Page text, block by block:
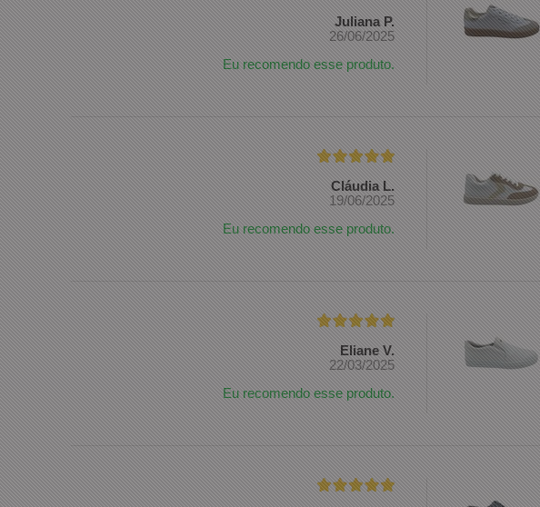
Juliana P.
26/06/2025
Eu recomendo esse produto.
Cláudia L.
19/06/2025
Eu recomendo esse produto.
Eliane V.
22/03/2025
Eu recomendo esse produto.